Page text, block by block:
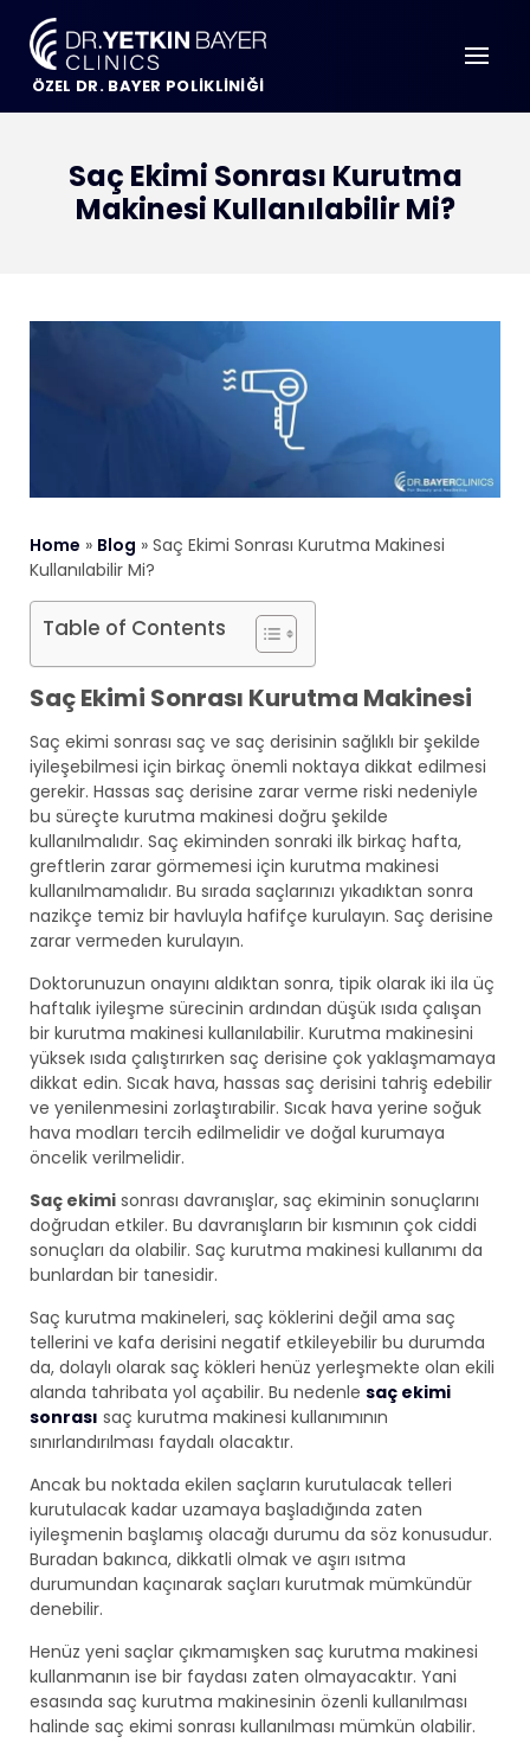
ÖZEL DR. BAYER POLİKLİNİĞİ
Saç Ekimi Sonrası Kurutma
Makinesi Kullanılabilir Mi?
Home » Blog » Saç Ekimi Sonrası Kurutma Makinesi
Kullanılabilir Mi?
Table of Contents
Saç Ekimi Sonrası Kurutma Makinesi
Saç ekimi sonrası saç ve saç derisinin sağlıklı bir şekilde
iyileşebilmesi için birkaç önemli noktaya dikkat edilmesi
gerekir. Hassas saç derisine zarar verme riski nedeniyle
bu süreçte kurutma makinesi doğru şekilde
kullanılmalıdır. Saç ekiminden sonraki ilk birkaç hafta,
greftlerin zarar görmemesi için kurutma makinesi
kullanılmamalıdır. Bu sırada saçlarınızı yıkadıktan sonra
nazikçe temiz bir havluyla hafifçe kurulayın. Saç derisine
zarar vermeden kurulayın.
Doktorunuzun onayını aldıktan sonra, tipik olarak iki ila üç
haftalık iyileşme sürecinin ardından düşük ısıda çalışan
bir kurutma makinesi kullanılabilir. Kurutma makinesini
yüksek ısıda çalıştırırken saç derisine çok yaklaşmamaya
dikkat edin. Sıcak hava, hassas saç derisini tahriş edebilir
ve yenilenmesini zorlaştırabilir. Sıcak hava yerine soğuk
hava modları tercih edilmelidir ve doğal kurumaya
öncelik verilmelidir.
Saç ekimi sonrası davranışlar, saç ekiminin sonuçlarını
doğrudan etkiler. Bu davranışların bir kısmının çok ciddi
sonuçları da olabilir. Saç kurutma makinesi kullanımı da
bunlardan bir tanesidir.
Saç kurutma makineleri, saç köklerini değil ama saç
tellerini ve kafa derisini negatif etkileyebilir bu durumda
da, dolaylı olarak saç kökleri henüz yerleşmekte olan ekili
alanda tahribata yol açabilir. Bu nedenle saç ekimi
sonrası saç kurutma makinesi kullanımının
sınırlandırılması faydalı olacaktır.
Ancak bu noktada ekilen saçların kurutulacak telleri
kurutulacak kadar uzamaya başladığında zaten
iyileşmenin başlamış olacağı durumu da söz konusudur.
Buradan bakınca, dikkatli olmak ve aşırı ısıtma
durumundan kaçınarak saçları kurutmak mümkündür
denebilir.
Henüz yeni saçlar çıkmamışken saç kurutma makinesi
kullanmanın ise bir faydası zaten olmayacaktır. Yani
esasında saç kurutma makinesinin özenli kullanılması
halinde saç ekimi sonrası kullanılması mümkün olabilir.